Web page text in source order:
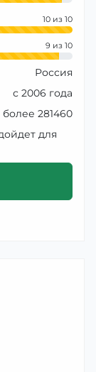
10
9
Россия
с 2006 года
более 281460
для